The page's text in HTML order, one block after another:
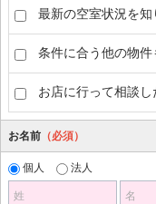
最新の空室状況を知
条件に合う他の物
お店に行って相談し
お名前 （必須）
個人 法人
姓 名